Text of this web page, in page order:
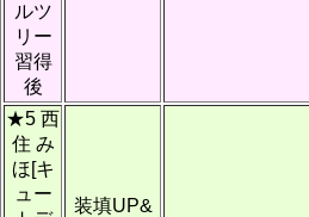
ルツ
リー
習得
後
★5 西
住 み
ほ[キ
ュー
装填UP&